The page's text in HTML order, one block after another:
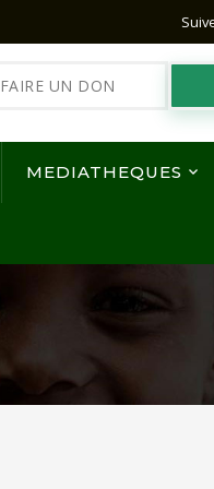
FAIRE UN DON
MEDIATHEQUES